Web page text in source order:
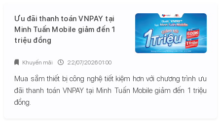
Ưu đãi thanh toán VNPAY tại
Minh Tuấn Mobile giảm đến 1
triệu đồng
Mua sắm thiết bị công nghệ tiết kiệm hơn với chương trình ưu
đãi thanh toán VNPAY tại Minh Tuấn Mobile giảm đến 1 triệu
đồng.
Khuyến mãi 22/07/2026 01:00